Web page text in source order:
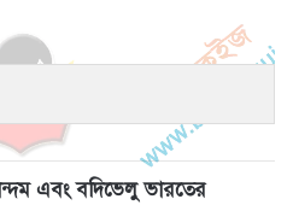
এবং বদিভেলু ভারতের